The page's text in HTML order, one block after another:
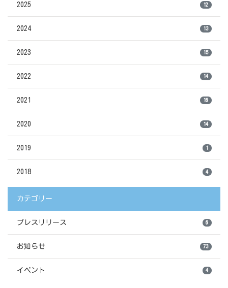
2025 12
2024 13
2023 15
2022 14
2021 16
2020 14
2019 1
2018 4
カテゴリー
プレスリリース 6
お知らせ 73
イベント 4